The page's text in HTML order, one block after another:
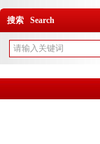
搜索 Search